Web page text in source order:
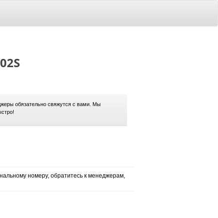
обязательно свяжутся с вами. Мы
номеру, обратитесь к менеджерам,